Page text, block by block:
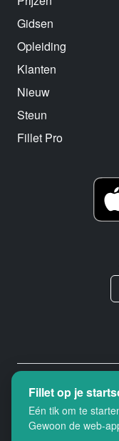
Gidsen
Opleiding
Klanten
Nieuw
Steun
Fillet Pro
Copyright © 2026
Location Services Ltd.
reserved.
Fillet op je
Eén tik om te
Gewoon de web-